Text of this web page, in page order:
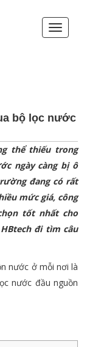
bộ lọc nước
thể thiếu trong
ngày càng bị ô
đang có rất
mức giá, công
tốt nhất cho
đi tìm câu
nước ở mỗi nơi là
nước đầu nguồn